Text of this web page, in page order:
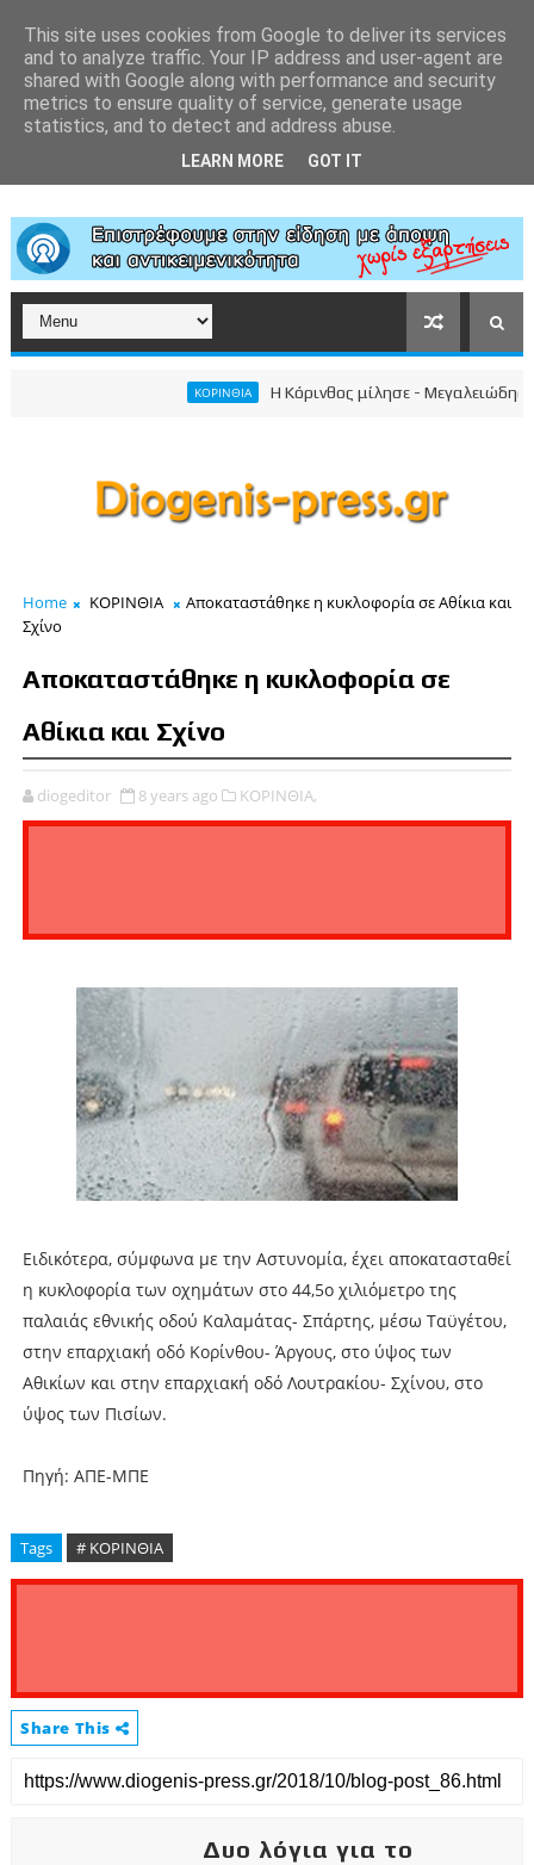
ΚΟΡΙΝΘΙΑ Η Κόρινθος μίλησε - Μεγαλειώδης
Home ΚΟΡΙΝΘΙΑ
Αποκαταστάθηκε η κυκλοφορία σε Αθίκια και
Σχίνο
Αποκαταστάθηκε η κυκλοφορία σε
Αθίκια και Σχίνο
diogeditor 8 years ago ΚΟΡΙΝΘΙΑ,
Ειδικότερα, σύμφωνα με την Αστυνομία, έχει αποκατασταθεί
η κυκλοφορία των οχημάτων στο 44,5ο χιλιόμετρο της
παλαιάς εθνικής οδού Καλαμάτας- Σπάρτης, μέσω Ταϋγέτου,
στην επαρχιακή οδό Κορίνθου- Άργους, στο ύψος των
Αθικίων και στην επαρχιακή οδό Λουτρακίου- Σχίνου, στο
ύψος των Πισίων.
Πηγή: ΑΠΕ-ΜΠΕ
Tags # ΚΟΡΙΝΘΙΑ
Share This
Δυο λόγια για το
This site uses cookies from Google to deliver its services
and to analyze traffic. Your IP address and user-agent are
shared with Google along with performance and security
metrics to ensure quality of service, generate usage
statistics, and to detect and address abuse.
LEARN MORE GOT IT